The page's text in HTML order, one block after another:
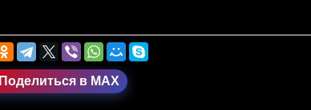
Поделиться в MAX